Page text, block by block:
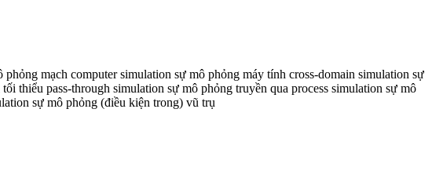
mạch computer simulation sự mô phỏng máy tính cross-domain simulation sự
thiểu pass-through simulation sự mô phỏng truyền qua process simulation sự mô
sự mô phỏng (điều kiện trong) vũ trụ